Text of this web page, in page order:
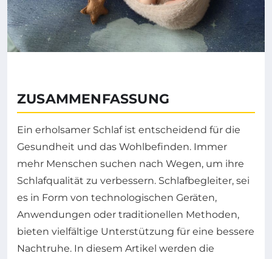
ZUSAMMENFASSUNG
Ein erholsamer Schlaf ist entscheidend für die
Gesundheit und das Wohlbefinden. Immer
mehr Menschen suchen nach Wegen, um ihre
Schlafqualität zu verbessern. Schlafbegleiter, sei
es in Form von technologischen Geräten,
Anwendungen oder traditionellen Methoden,
bieten vielfältige Unterstützung für eine bessere
Nachtruhe. In diesem Artikel werden die